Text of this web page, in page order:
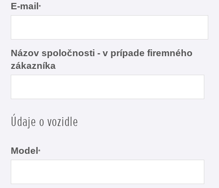
E-mail*
Názov spoločnosti - v prípade firemného
zákazníka
Údaje o vozidle
Model*